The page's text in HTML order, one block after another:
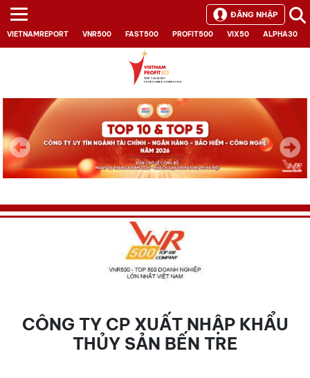
VIETNAMREPORT VNR500 FAST500 PROFIT500 VIX50 ALPHA30
ĐĂNG NHẬP
Next
CÔNG TY CP XUẤT NHẬP KHẨU
THỦY SẢN BẾN TRE